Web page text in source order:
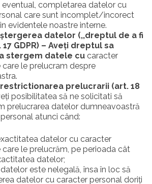
eventual, completarea datelor cu
care sunt incomplet/incorect
evidentele noastre interne.
datelor (,,dreptul de a fi
17 GDPR) – Aveţi dreptul sa
stergem datele cu caracter
le prelucram despre
prelucrarii (art. 18
posibilitatea să ne solicitati să
prelucrarea datelor dumneavoastră
atunci când:
datelor cu caracter
le prelucrăm, pe perioada cât
datelor;
este nelegală, însa în loc să
datelor cu caracter personal doriţi